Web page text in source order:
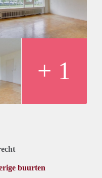
+ 1
buurten